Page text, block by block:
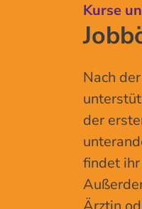
Kurse
Nach
der
findet